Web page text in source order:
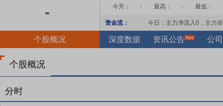
- 今开： - 最高： - 最低：
资金流： 今日：主力净流入0 ，主力
个股概况 深度数据 资讯公告 公
个股概况
分时